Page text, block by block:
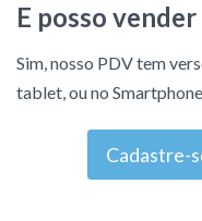
E posso
Sim, nosso PDV tem
tablet, ou no
Cadastre-